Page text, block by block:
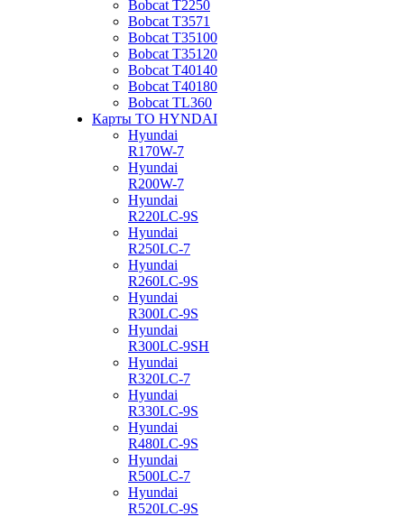
Bobcat Т2250
Bobcat Т3571
Bobcat Т35100
Bobcat Т35120
Bobcat Т40140
Bobcat Т40180
Bobcat ТL360
Карты ТО HYNDAI
Hyundai
R170W-7
Hyundai
R200W-7
Hyundai
R220LC-9S
Hyundai
R250LC-7
Hyundai
R260LC-9S
Hyundai
R300LC-9S
Hyundai
R300LC-9SH
Hyundai
R320LC-7
Hyundai
R330LC-9S
Hyundai
R480LC-9S
Hyundai
R500LC-7
Hyundai
R520LC-9S